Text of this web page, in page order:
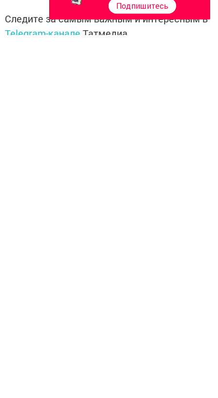
Следите за самым важным и интересным в
Telegram-канале Татмедиа
Подпишитесь